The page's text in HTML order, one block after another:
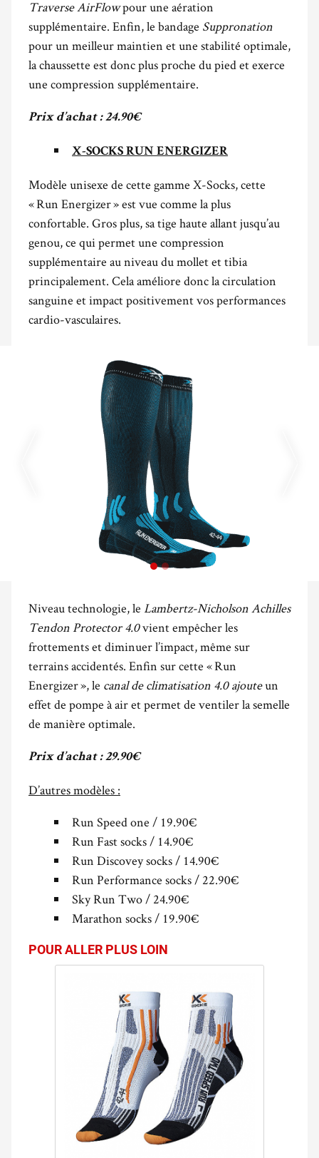
Traverse AirFlowpour une aération
supplémentaire. Enfin, le bandage Suppronation
pour un meilleur maintien et une stabilité optimale,
la chaussette est donc plus proche du pied et exerce
une compression supplémentaire.
Prix d’achat : 24.90€
X-SOCKS RUN ENERGIZER
Modèle unisexe de cette gamme X-Socks, cette
« Run Energizer » est vue comme la plus
confortable. Gros plus, sa tige haute allant jusqu’au
genou, ce qui permet une compression
supplémentaire au niveau du mollet et tibia
principalement. Cela améliore donc la circulation
sanguine et impact positivement vos performances
cardio-vasculaires.
Niveau technologie, le Lambertz-Nicholson Achilles
Tendon Protector 4.0vient empêcher les
frottements et diminuer l’impact, même sur
terrains accidentés. Enfin sur cette « Run
Energizer », le canal de climatisation 4.0 ajouteun
effet de pompe à air et permet de ventiler la semelle
de manière optimale.
Prix d’achat : 29.90€
D’autres modèles :
Run Speed one / 19.90€
Run Fast socks / 14.90€
Run Discovey socks / 14.90€
Run Performance socks / 22.90€
Sky Run Two / 24.90€
Marathon socks / 19.90€
POUR ALLER PLUS LOIN